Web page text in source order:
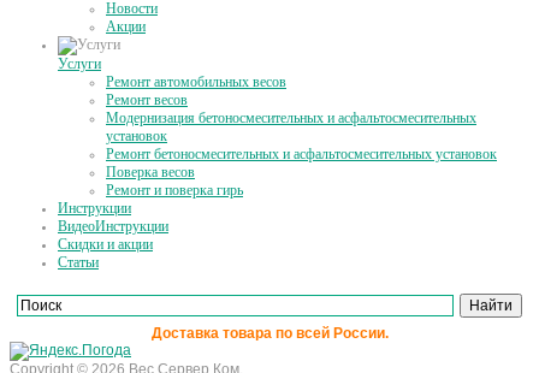
Новости
Акции
Услуги
Ремонт автомобильных весов
Ремонт весов
Модернизация бетоносмесительных и асфальтосмесительных
установок
Ремонт бетоносмесительных и асфальтосмесительных установок
Поверка весов
Ремонт и поверка гирь
Инструкции
ВидеоИнструкции
Скидки и акции
Статьи
Доставка товара по всей России.
Copyright © 2026 Вес Сервер Ком.